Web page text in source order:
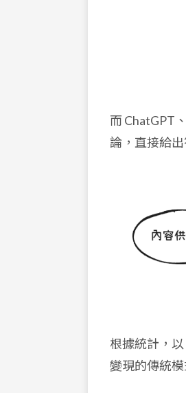
而 ChatGPT
論，直接給
根據統計，
變現的傳統